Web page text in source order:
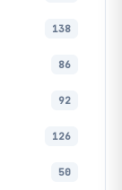
138
86
92
126
50